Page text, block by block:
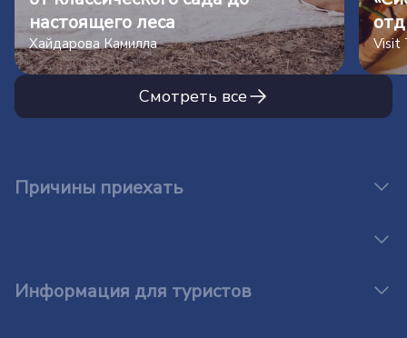
настоящего леса
Хайдарова Камилла Visit
Смотреть все
Причины приехать
Информация для туристов